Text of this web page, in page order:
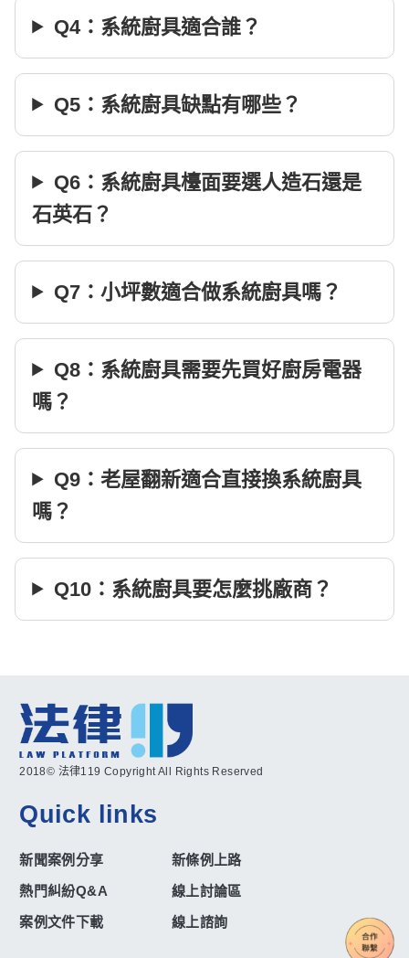
Q4：系統廚具適合誰？
Q5：系統廚具缺點有哪些？
Q6：系統廚具檯面要選人造石還是
石英石？
Q7：小坪數適合做系統廚具嗎？
Q8：系統廚具需要先買好廚房電器
嗎？
Q9：老屋翻新適合直接換系統廚具
嗎？
Q10：系統廚具要怎麼挑廠商？
2018© 法律119 Copyright All Rights Reserved
Quick links
新聞案例分享
新條例上路
熱門糾紛Q&A
線上討論區
案例文件下載
線上諮詢